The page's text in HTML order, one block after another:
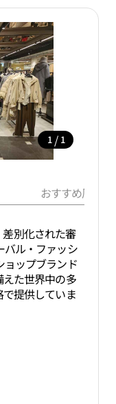
1 / 1
おすすめ周辺
差別化された審
バル・ファッシ
ョップブランド
た世界中の多
提供していま